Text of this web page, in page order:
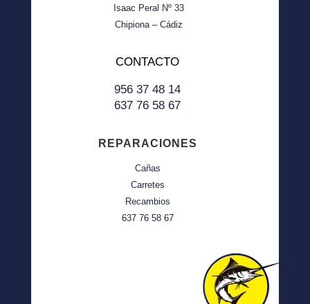
Isaac Peral Nº 33
Chipiona – Cádiz
CONTACTO
956 37 48 14
637 76 58 67
REPARACIONES
Cañas
Carretes
Recambios
637 76 58 67